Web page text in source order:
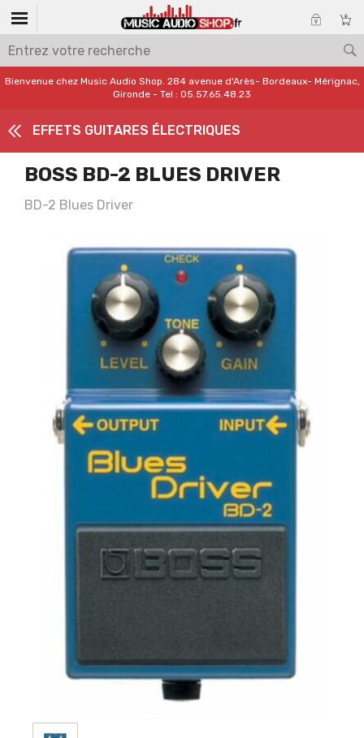
Bienvenue chez Music Audio Shop. 284 avenue d'Arès- Bordeaux- Mérignac,
Gironde - Tel : 05.57.65.48.23
EFFETS GUITARES ÉLECTRIQUES
BOSS BD-2 BLUES DRIVER
BD-2 Blues Driver